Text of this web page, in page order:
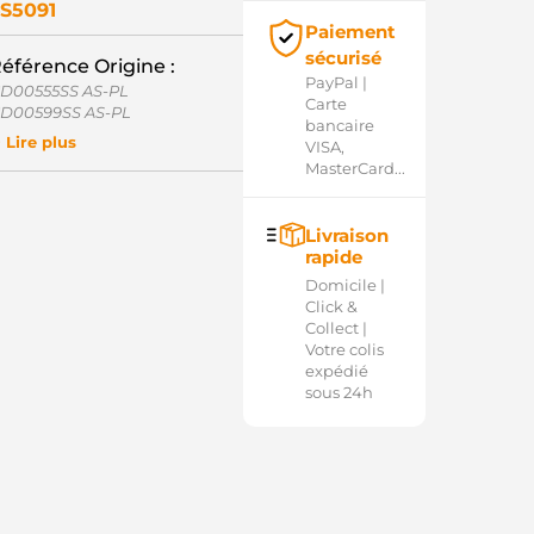
Origine :
AS-PL
AS-PL
AS-PL
8322 WAI / TRANSPO
MITSUBISHI
Lire plus
Paiement
sécurisé
PayPal |
Carte
bancaire
VISA,
MasterCard...
Livraison
rapide
Domicile |
Click &
Collect |
Votre colis
expédié
sous 24h